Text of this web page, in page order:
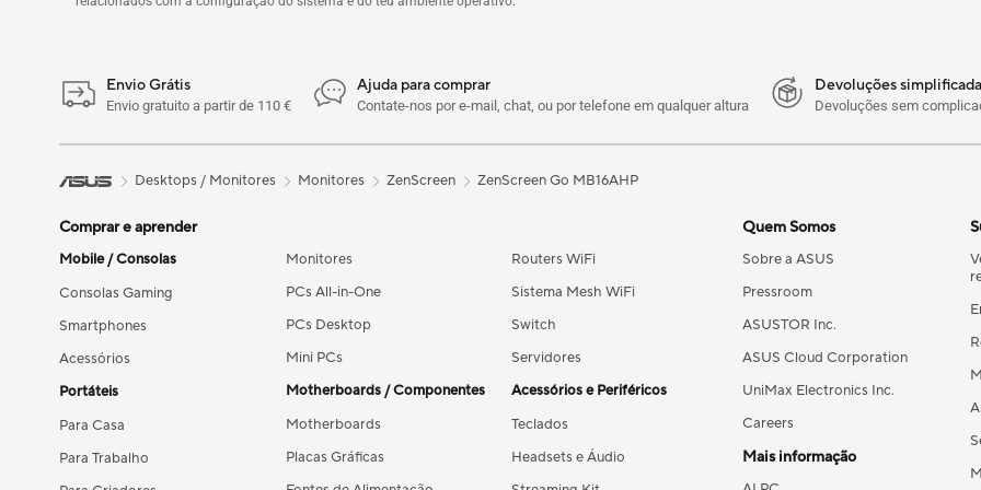
Envio Grátis
Envio gratuito a partir de 110 €
Ajuda para comprar
Contate-nos por e-mail, chat, ou por telefone em qualquer altura
Devoluções
Devoluções sem
Desktops / Monitores Monitores ZenScreen ZenScreen Go MB16AHP
Comprar e aprender
Mobile / Consolas
Consolas Gaming
Smartphones
Acessórios
Portáteis
Para Casa
Para Trabalho
Monitores
PCs All-in-One
PCs Desktop
Mini PCs
Motherboards / Componentes
Motherboards
Placas Gráficas
Routers WiFi
Sistema Mesh WiFi
Switch
Servidores
Acessórios e Periféricos
Teclados
Headsets e Áudio
Quem Somos
Sobre a ASUS
Pressroom
ASUSTOR Inc.
ASUS Cloud Corporation
UniMax Electronics Inc.
Careers
Mais informação